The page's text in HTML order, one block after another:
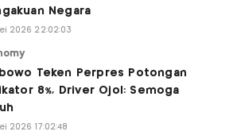
Negara
2026 22:02:03
Teken Perpres Potongan
8%, Driver Ojol: Semoga
2026 17:02:48